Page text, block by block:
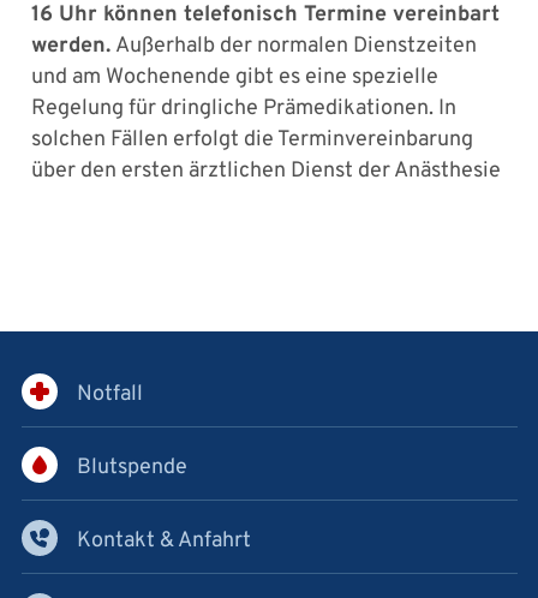
16 Uhr können telefonisch Termine vereinbart
werden. Außerhalb der normalen Dienstzeiten
und am Wochenende gibt es eine spezielle
Regelung für dringliche Prämedikationen. In
solchen Fällen erfolgt die Terminvereinbarung
über den ersten ärztlichen Dienst der Anästhesie
Notfall
Blutspende
Kontakt & Anfahrt